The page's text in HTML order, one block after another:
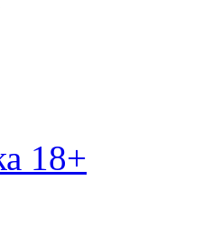
18+